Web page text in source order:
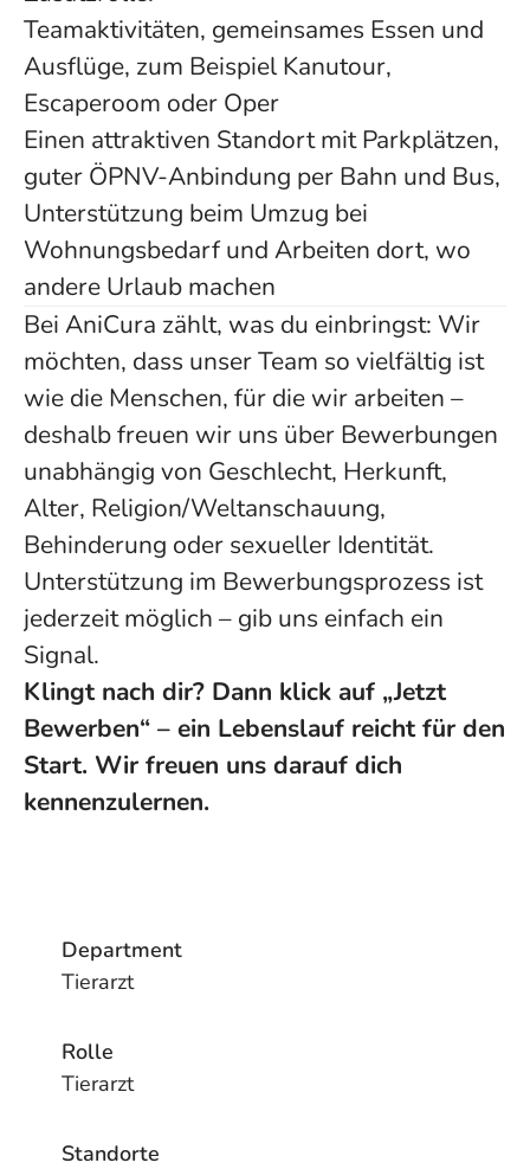
Teamaktivitäten, gemeinsames Essen und
Ausflüge, zum Beispiel Kanutour,
Escaperoom oder Oper
Einen attraktiven Standort mit Parkplätzen,
guter ÖPNV-Anbindung per Bahn und Bus,
Unterstützung beim Umzug bei
Wohnungsbedarf und Arbeiten dort, wo
andere Urlaub machen
Bei AniCura zählt, was du einbringst: Wir
möchten, dass unser Team so vielfältig ist
wie die Menschen, für die wir arbeiten –
deshalb freuen wir uns über Bewerbungen
unabhängig von Geschlecht, Herkunft,
Alter, Religion/Weltanschauung,
Behinderung oder sexueller Identität.
Unterstützung im Bewerbungsprozess ist
jederzeit möglich – gib uns einfach ein
Signal.
Klingt nach dir? Dann klick auf „Jetzt
Bewerben“ – ein Lebenslauf reicht für den
Start. Wir freuen uns darauf dich
kennenzulernen.
Department
Tierarzt
Rolle
Tierarzt
Standorte